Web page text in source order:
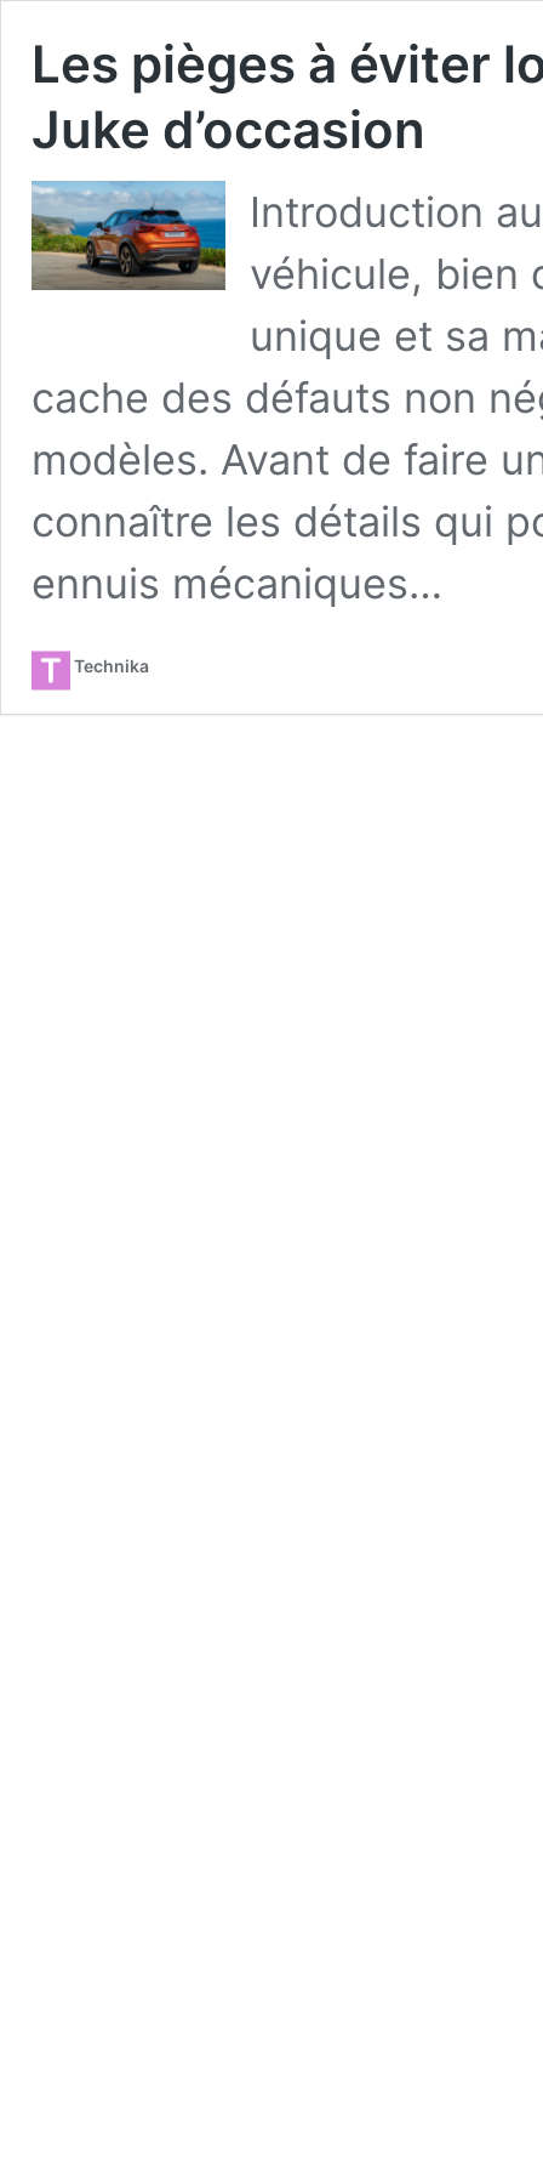
Les pièges à éviter
Juke d’occasion
Introduction
véhicule, bien
unique et sa
cache des défauts non
modèles. Avant de faire
connaître les détails qui
ennuis mécaniques…
Technika